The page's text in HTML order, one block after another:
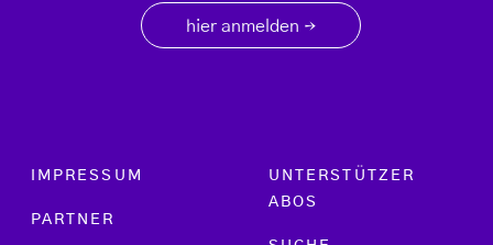
hier anmelden →
Footer menu
IMPRESSUM
PARTNER
UNTERSTÜTZER
ABOS